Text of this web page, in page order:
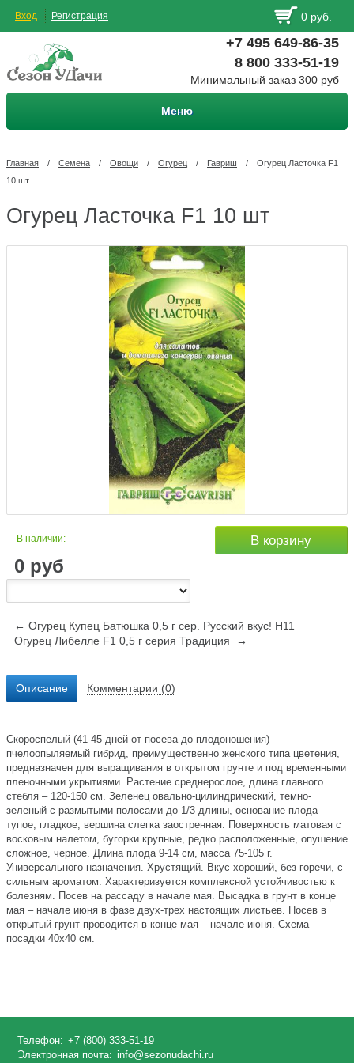
Вход Регистрация 0 руб.
+7 495 649-86-35
8 800 333-51-19
Минимальный заказ 300 руб
Меню
Главная / Семена / Овощи / Огурец / Гавриш /
Огурец Ласточка F1
10 шт
Огурец Ласточка F1 10 шт
В наличии:
0 руб
В корзину
← Огурец Купец Батюшка 0,5 г сер. Русский вкус! Н11
Огурец Либелле F1 0,5 г серия Традиция →
Описание Комментарии (0)
Скороспелый (41-45 дней от посева до плодоношения)
пчелоопыляемый гибрид, преимущественно женского типа цветения,
предназначен для выращивания в открытом грунте и под временными
пленочными укрытиями. Растение среднерослое, длина главного
стебля – 120-150 см. Зеленец овально-цилиндрический, темно-
зеленый с размытыми полосами до 1/3 длины, основание плода
тупое, гладкое, вершина слегка заостренная. Поверхность матовая с
восковым налетом, бугорки крупные, редко расположенные, опушение
сложное, черное. Длина плода 9-14 см, масса 75-105 г.
Универсального назначения. Хрустящий. Вкус хороший, без горечи, с
сильным ароматом. Характеризуется комплексной устойчивостью к
болезням. Посев на рассаду в начале мая. Высадка в грунт в конце
мая – начале июня в фазе двух-трех настоящих листьев. Посев в
открытый грунт проводится в конце мая – начале июня. Схема
посадки 40х40 см.
Телефон: +7 (800) 333-51-19
Электронная почта: info@sezonudachi.ru